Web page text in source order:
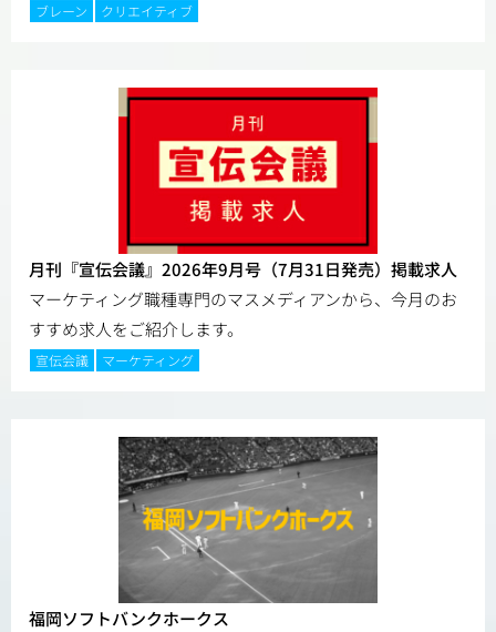
ブレーン クリエイティブ
月刊『宣伝会議』2026年9月号（7月31日発売）掲載求人
マーケティング職種専門のマスメディアンから、今月のお
すすめ求人をご紹介します。
宣伝会議 マーケティング
福岡ソフトバンクホークス